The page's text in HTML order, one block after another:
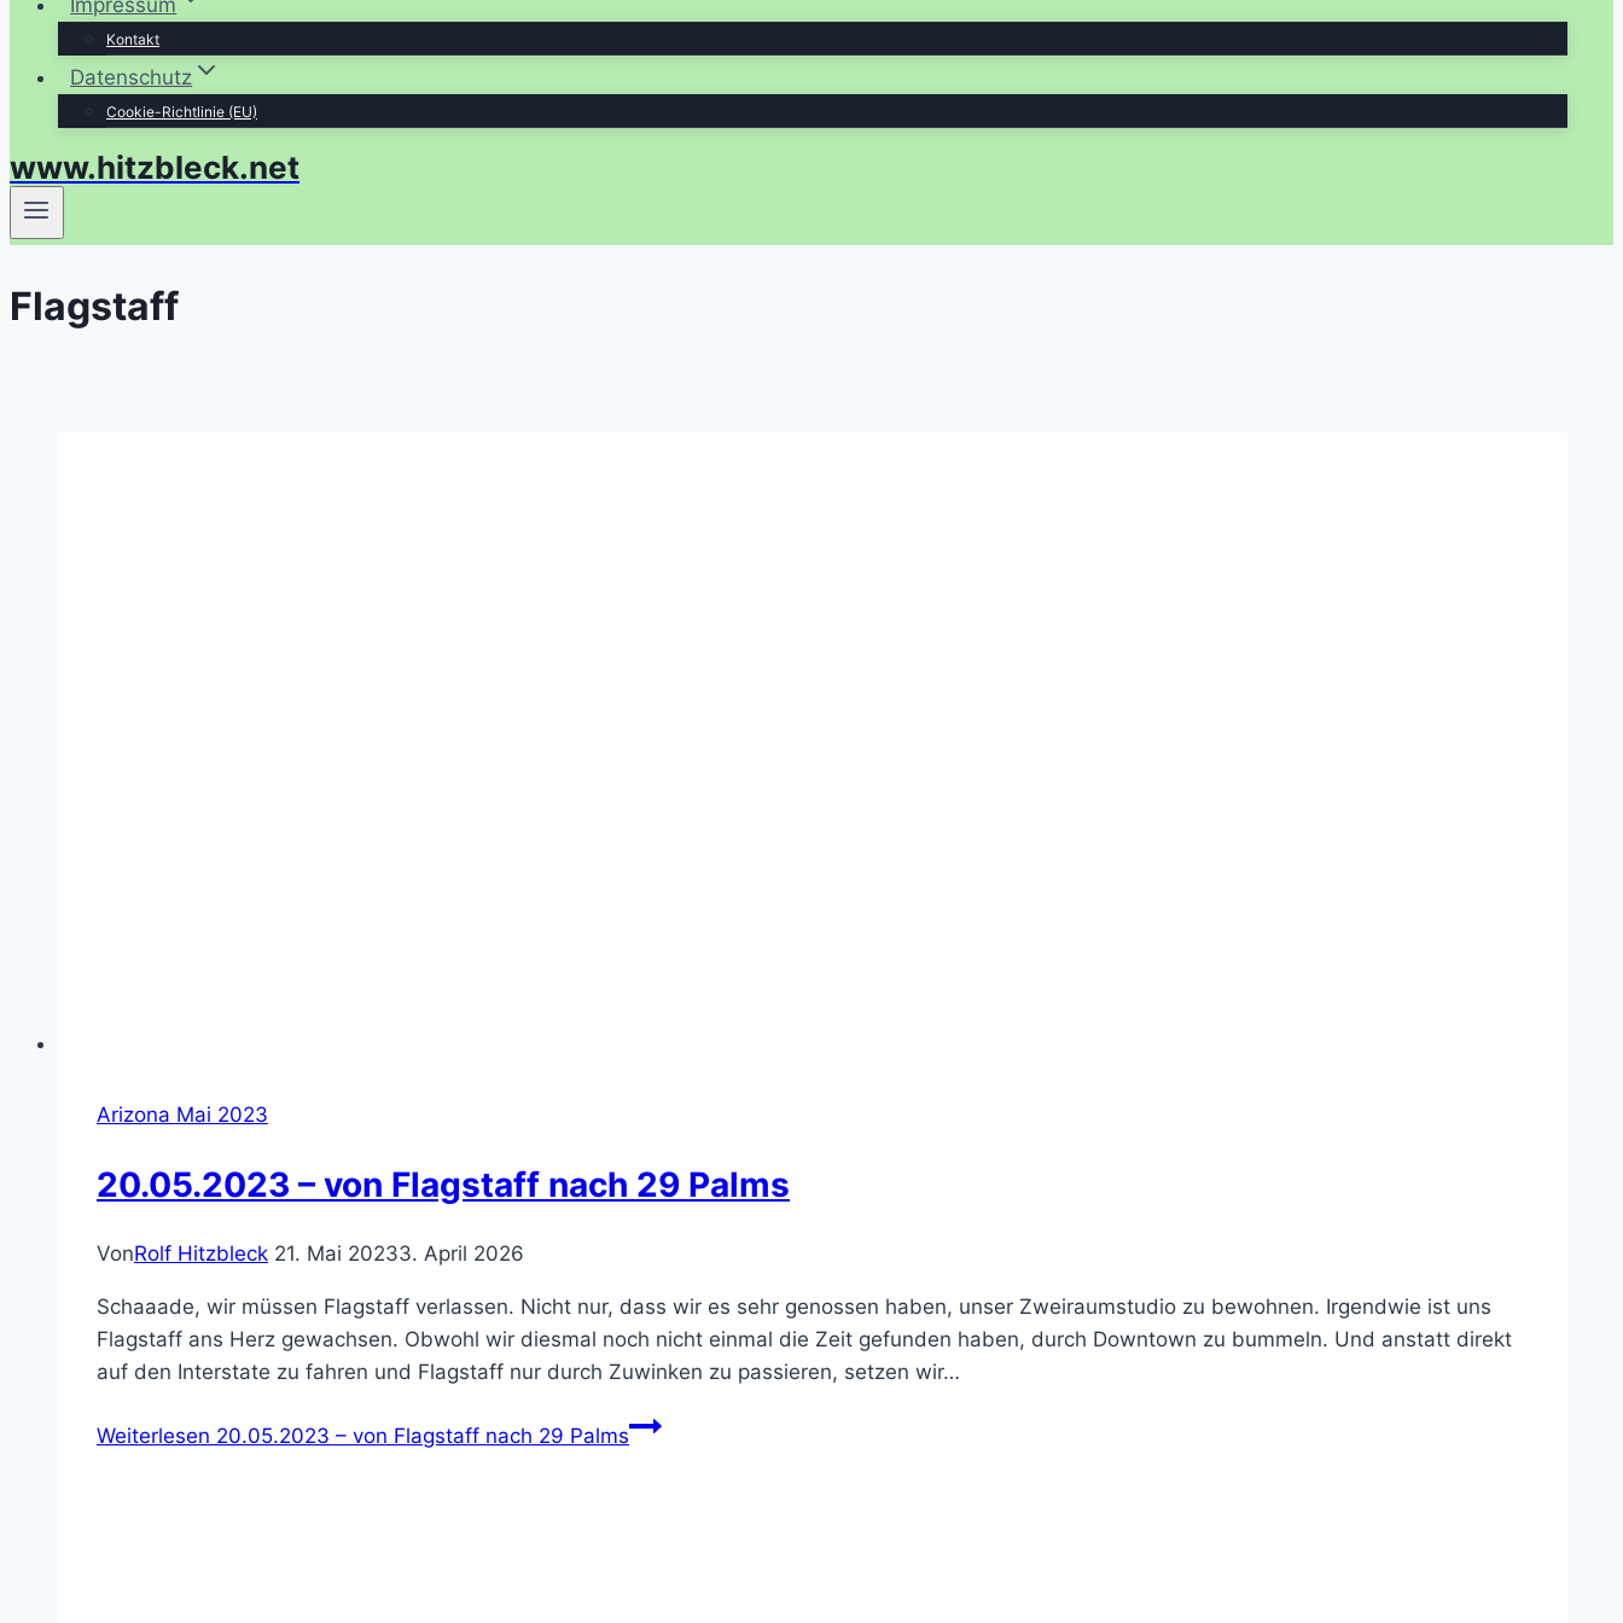
Impressum
Kontakt
Datenschutz
Cookie-Richtlinie (EU)
www.hitzbleck.net
Flagstaff
Arizona Mai 2023
20.05.2023 – von Flagstaff nach 29 Palms
VonRolf Hitzbleck 21. Mai 20233. April 2026
Schaaade, wir müssen Flagstaff verlassen. Nicht nur, dass wir es sehr genossen haben, unser Zweiraumstudio zu bewohnen. Irgendwie ist uns
Flagstaff ans Herz gewachsen. Obwohl wir diesmal noch nicht einmal die Zeit gefunden haben, durch Downtown zu bummeln. Und anstatt direkt
auf den Interstate zu fahren und Flagstaff nur durch Zuwinken zu passieren, setzen wir…
Weiterlesen 20.05.2023 – von Flagstaff nach 29 Palms